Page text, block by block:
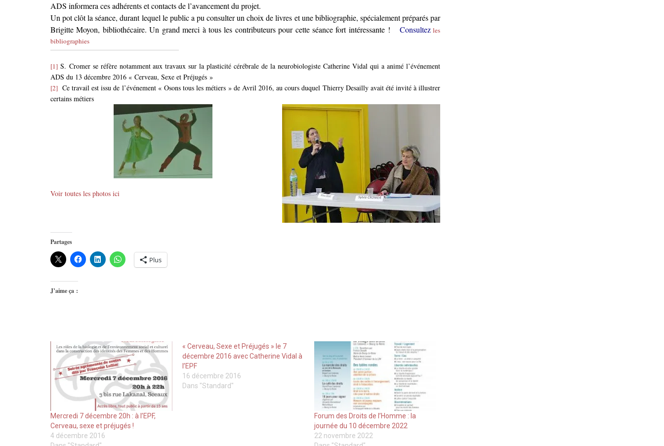
ADS informera ces adhérents et contacts de l’avancement du projet.
Un pot clôt la séance, durant lequel le public a pu consulter un choix de livres et une bibliographie, spécialement préparés par
Brigitte Moyon, bibliothécaire. Un grand merci à tous les contributeurs pour cette séance fort intéressante ! Consultezles
bibliographies
[1] S. Cromer se réfère notamment aux travaux sur la plasticité cérébrale de la neurobiologiste Catherine Vidal qui a animé l’événement
ADS du 13 décembre 2016 « Cerveau, Sexe et Préjugés »
[2] Ce travail est issu de l’événement « Osons tous les métiers » de Avril 2016, au cours duquel Thierry Desailly avait été invité à illustrer
certains métiers
Voir toutes les photos ici
Partages
Plus
J’aime ça :
Mercredi 7 décembre 20h : à l’EPF,
Cerveau, sexe et préjugés !
4 décembre 2016
« Cerveau, Sexe et Préjugés » le 7
décembre 2016 avec Catherine Vidal à
l’EPF
16 décembre 2016
Dans "Standard"
Forum des Droits de l’Homme : la
journée du 10 décembre 2022
22 novembre 2022